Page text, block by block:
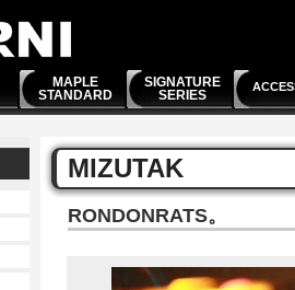
MAPLE
STANDARD
SIGNATURE
SERIES
MIZUTAK
RONDONRATS。